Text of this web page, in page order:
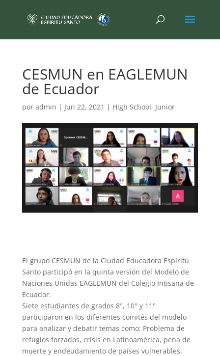
CESMUN en EAGLEMUN
de Ecuador
por admin | Jun 22, 2021 | High School, Junior
El grupo CESMUN de la Ciudad Educadora Espíritu
Santo participó en la quinta versión del Modelo de
Naciones Unidas EAGLEMUN del Colegio Intisana de
Ecuador.
Siete estudiantes de grados 8°, 10° y 11°
participaron en los diferentes comités del modelo
para analizar y debatir temas como: Problema de
refugios forzados, crisis en Latinoamérica, pena de
muerte y endeudamiento de países vulnerables.